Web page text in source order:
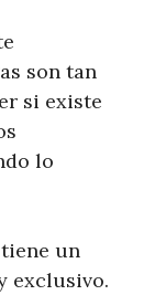
son tan
si existe
lo
un
exclusivo.